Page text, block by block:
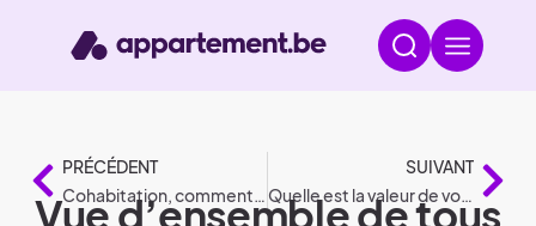
PRÉCÉDENT
Cohabitation, comment commencer ?
SUIVANT
Quelle est la valeur de votre maison ou de votre appartement ?
Vue d’ensemble de tous